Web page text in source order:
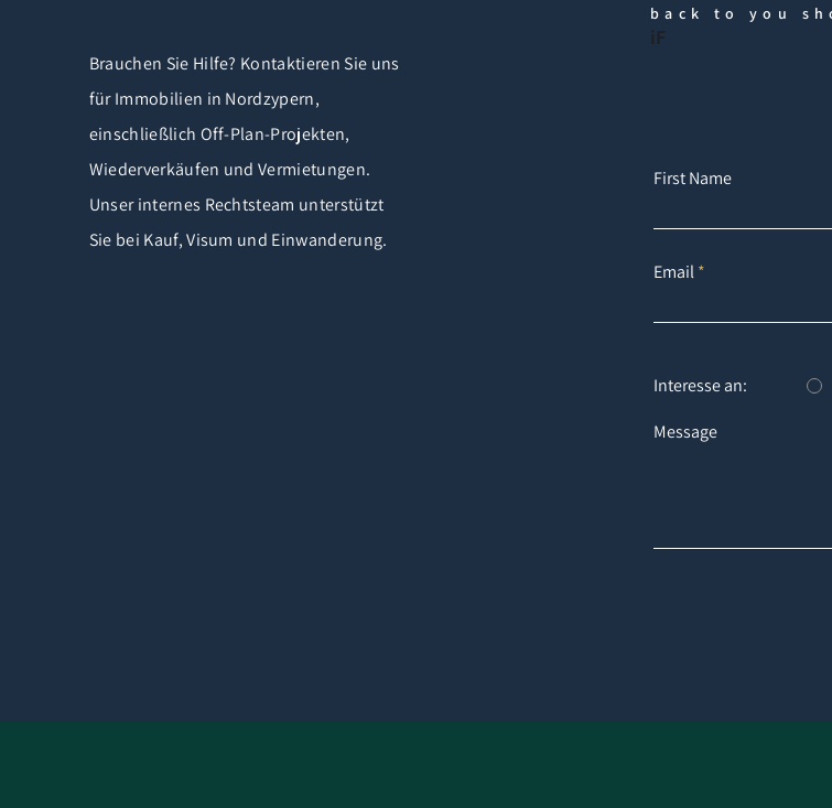
Brauchen Sie Hilfe? Kontaktieren Sie uns
für Immobilien in Nordzypern,
einschließlich Off-Plan-Projekten,
Wiederverkäufen und Vermietungen.
Unser internes Rechtsteam unterstützt
Sie bei Kauf, Visum und Einwanderung.
back to you
iF
First Name
Email
Interesse an:
Message